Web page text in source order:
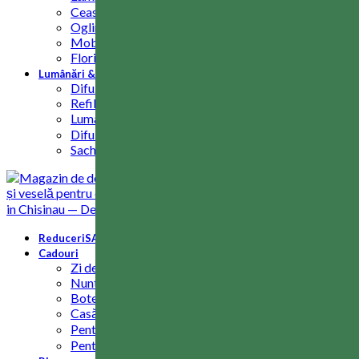
Ceasuri
Oglinzi
Mobilier decorativ
Flori decorative / Ghivece
Lumânări & Arome
Difuzoare
Refill si rezerve
Lumânări parfumate
Difuzoare electrice / Uleiuri
Sachet si betisoare
ReduceriSALE
Cadouri
Zi de nastere
Nunta
Botezul
Casă nouă
Pentru bărbați
Pentru femei